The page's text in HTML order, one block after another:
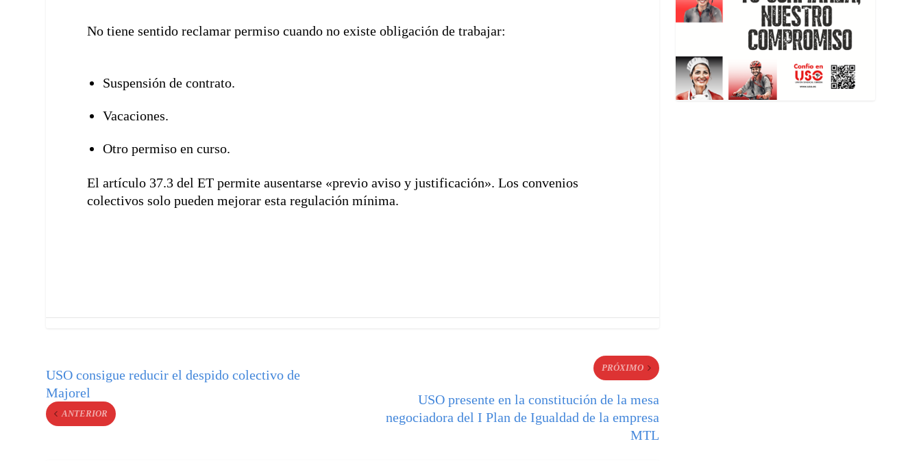
No tiene sentido reclamar permiso cuando no existe obligación de trabajar:
Suspensión de contrato.
Vacaciones.
Otro permiso en curso.
El artículo 37.3 del ET permite ausentarse «previo aviso y justificación». Los convenios
colectivos solo pueden mejorar esta regulación mínima.
USO consigue reducir el despido colectivo de
Majorel
ANTERIOR
PRÓXIMO
USO presente en la constitución de la mesa
negociadora del I Plan de Igualdad de la empresa
MTL